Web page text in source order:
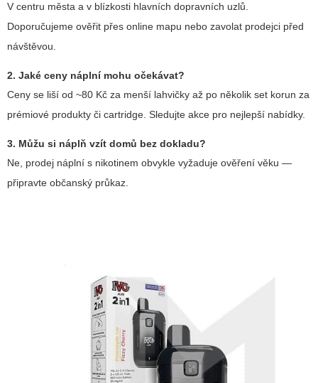
V centru města a v blízkosti hlavních dopravních uzlů.
Doporučujeme ověřit přes online mapu nebo zavolat prodejci před
návštěvou.
2. Jaké ceny náplní mohu očekávat?
Ceny se liší od ~80 Kč za menší lahvičky až po několik set korun za
prémiové produkty či cartridge. Sledujte akce pro nejlepší nabídky.
3. Můžu si náplň vzít domů bez dokladu?
Ne, prodej náplní s nikotinem obvykle vyžaduje ověření věku —
připravte občanský průkaz.